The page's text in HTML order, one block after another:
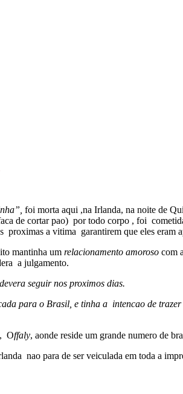
foi morta aqui ,na Irlanda, na noite de
de cortar pao) por todo corpo , foi
proximas a vitima garantirem que eles eram
mantinha um relacionamento amoroso com
a julgamento.
seguir nos proximos dias.
para o Brasil, e tinha a intencao de
Offaly, aonde reside um grande numero de
nao para de ser veiculada em toda a